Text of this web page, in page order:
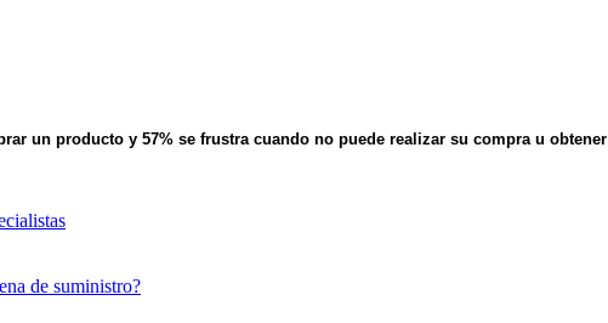
un producto y 57% se frustra cuando no puede realizar su compra u
de suministro?